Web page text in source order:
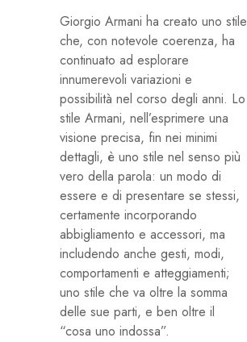
Giorgio Armani ha creato uno stile
che, con notevole coerenza, ha
continuato ad esplorare
innumerevoli variazioni e
possibilità nel corso degli anni. Lo
stile Armani, nell’esprimere una
visione precisa, fin nei minimi
dettagli, è uno stile nel senso più
vero della parola: un modo di
essere e di presentare se stessi,
certamente incorporando
abbigliamento e accessori, ma
includendo anche gesti, modi,
comportamenti e atteggiamenti;
uno stile che va oltre la somma
delle sue parti, e ben oltre il
“cosa uno indossa”.